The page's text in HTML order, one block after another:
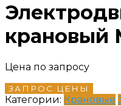
крановый
Цена по запросу
ЗАПРОС ЦЕНЫ
Категории: Крановые